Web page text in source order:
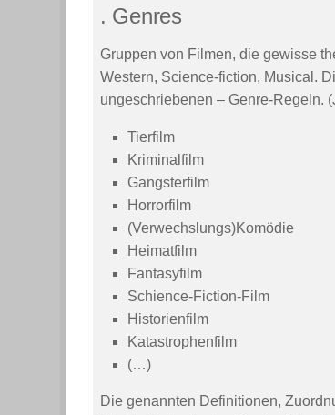
. Genres
Gruppen von Filmen, die gewisse
Western, Science-fiction, Musical.
ungeschriebenen – Genre-Regeln.
Tierfilm
Kriminalfilm
Gangsterfilm
Horrorfilm
(Verwechslungs)Komödie
Heimatfilm
Fantasyfilm
Schience-Fiction-Film
Historienfilm
Katastrophenfilm
(…)
Die genannten Definitionen,